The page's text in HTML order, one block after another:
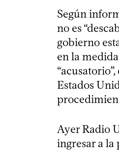
Según
no es
gobierno
en la
Estados
Ayer Radio
ingresar a la